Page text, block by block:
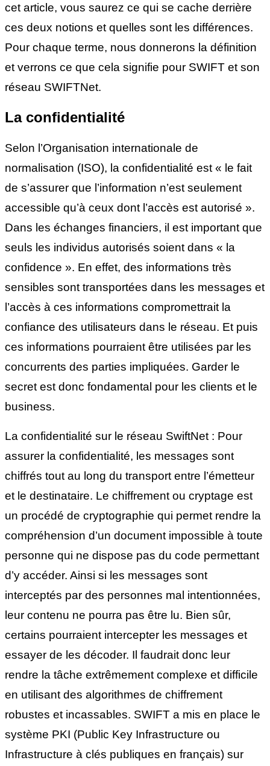
cet article, vous saurez ce qui se cache derrière
ces deux notions et quelles sont les différences.
Pour chaque terme, nous donnerons la définition
et verrons ce que cela signifie pour SWIFT et son
réseau SWIFTNet.
La confidentialité
Selon l’Organisation internationale de
normalisation (ISO), la confidentialité est « le fait
de s’assurer que l’information n’est seulement
accessible qu’à ceux dont l’accès est autorisé ».
Dans les échanges financiers, il est important que
seuls les individus autorisés soient dans « la
confidence ». En effet, des informations très
sensibles sont transportées dans les messages et
l’accès à ces informations compromettrait la
confiance des utilisateurs dans le réseau. Et puis
ces informations pourraient être utilisées par les
concurrents des parties impliquées. Garder le
secret est donc fondamental pour les clients et le
business.
La confidentialité sur le réseau SwiftNet : Pour
assurer la confidentialité, les messages sont
chiffrés tout au long du transport entre l’émetteur
et le destinataire. Le chiffrement ou cryptage est
un procédé de cryptographie qui permet rendre la
compréhension d’un document impossible à toute
personne qui ne dispose pas du code permettant
d’y accéder. Ainsi si les messages sont
interceptés par des personnes mal intentionnées,
leur contenu ne pourra pas être lu. Bien sûr,
certains pourraient intercepter les messages et
essayer de les décoder. Il faudrait donc leur
rendre la tâche extrêmement complexe et difficile
en utilisant des algorithmes de chiffrement
robustes et incassables. SWIFT a mis en place le
système PKI (Public Key Infrastructure ou
Infrastructure à clés publiques en français) sur